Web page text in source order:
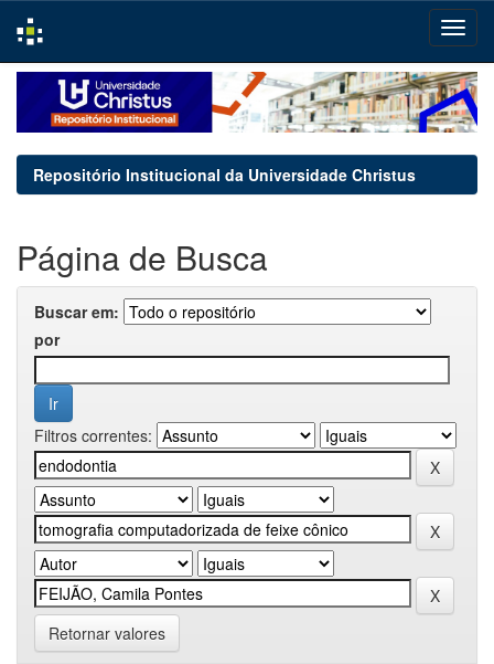
navigation
Repositório Institucional da Universidade Christus
Página de Busca
Buscar em:
por
Filtros correntes:
Retornar valores